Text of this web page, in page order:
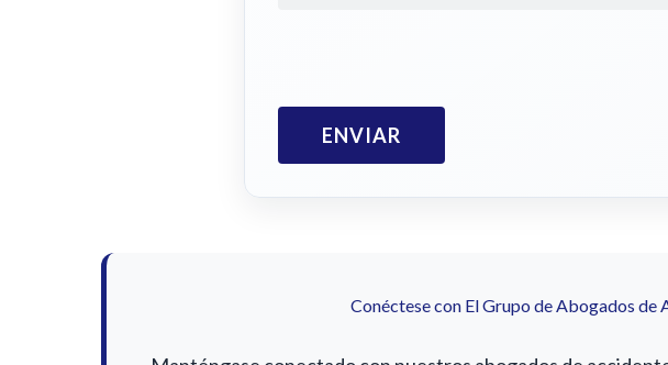
Conéctese con El Grupo de Abogados